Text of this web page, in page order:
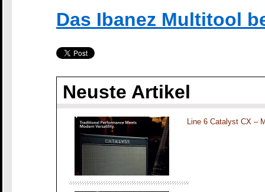
Das Ibanez Multitool
Neuste Artikel
Line 6 Catalyst CX –